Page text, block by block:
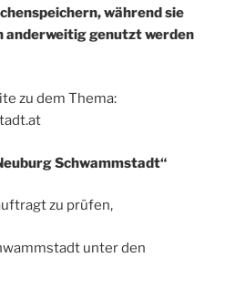
während sie
anderweitig genutzt werden
zu dem Thema:
Schwammstadt“
zu prüfen,
unter den